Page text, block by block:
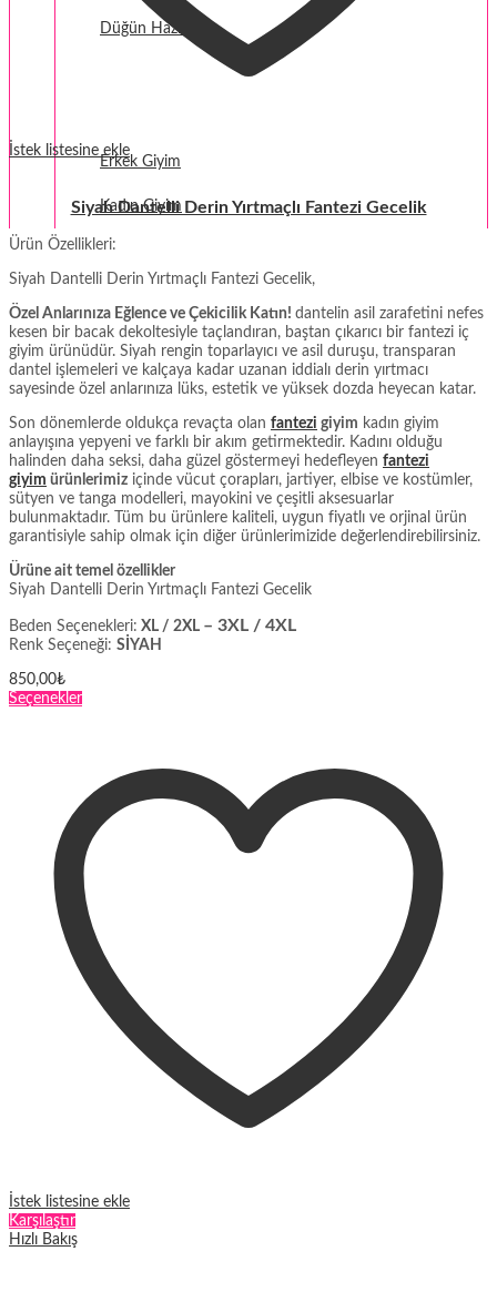
Düğün Hazırlığı
Erkek Giyim
Kadın Giyim
İstek listesine ekle
Siyah Dantelli Derin Yırtmaçlı Fantezi Gecelik
Ürün Özellikleri:
Siyah Dantelli Derin Yırtmaçlı Fantezi Gecelik,
Özel Anlarınıza Eğlence ve Çekicilik Katın! dantelin asil zarafetini nefes
kesen bir bacak dekoltesiyle taçlandıran, baştan çıkarıcı bir fantezi iç
giyim ürünüdür. Siyah rengin toparlayıcı ve asil duruşu, transparan
dantel işlemeleri ve kalçaya kadar uzanan iddialı derin yırtmacı
sayesinde özel anlarınıza lüks, estetik ve yüksek dozda heyecan katar.
Son dönemlerde oldukça revaçta olan fantezi giyim kadın giyim
anlayışına yepyeni ve farklı bir akım getirmektedir. Kadını olduğu
halinden daha seksi, daha güzel göstermeyi hedefleyen fantezi
giyim ürünlerimiz içinde vücut çorapları, jartiyer, elbise ve kostümler,
sütyen ve tanga modelleri, mayokini ve çeşitli aksesuarlar
bulunmaktadır. Tüm bu ürünlere kaliteli, uygun fiyatlı ve orjinal ürün
garantisiyle sahip olmak için diğer ürünlerimizide değerlendirebilirsiniz.
Ürüne ait temel özellikler
Siyah Dantelli Derin Yırtmaçlı Fantezi Gecelik
Beden Seçenekleri: XL / 2XL – 3XL / 4XL
Renk Seçeneği: SİYAH
850,00₺
SeçeneklerBu
varyasyonu
var.
Seçenekler
ürün
sayfasından
seçilebilir
İstek listesine ekle
Karşılaştır
Hızlı Bakış